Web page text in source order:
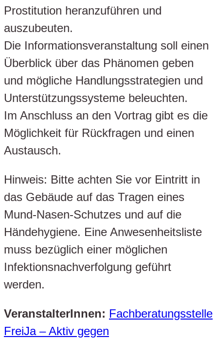
Prostitution heranzuführen und
auszubeuten.
Die Informationsveranstaltung soll einen
Überblick über das Phänomen geben
und mögliche Handlungsstrategien und
Unterstützungssysteme beleuchten.
Im Anschluss an den Vortrag gibt es die
Möglichkeit für Rückfragen und einen
Austausch.
Hinweis: Bitte achten Sie vor Eintritt in
das Gebäude auf das Tragen eines
Mund-Nasen-Schutzes und auf die
Händehygiene. Eine Anwesenheitsliste
muss bezüglich einer möglichen
Infektionsnachverfolgung geführt
werden.
VeranstalterInnen: Fachberatungsstelle
FreiJa – Aktiv gegen